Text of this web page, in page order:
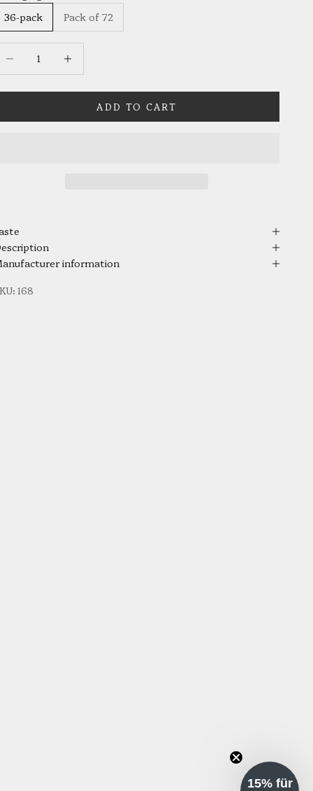
36-pack
Pack of 72
ADD TO CART
information
168
15% für